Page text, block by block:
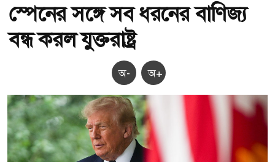
স্পেনের সঙ্গে সব ধরনের বাণিজ্য
বন্ধ করল যুক্তরাষ্ট্র
অ- অ+